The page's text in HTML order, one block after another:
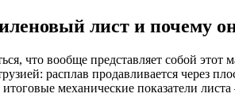
лист и почему
что вообще представляет собой
расплав продавливается через
механические показатели